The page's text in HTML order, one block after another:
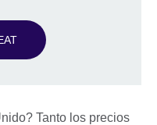
Tanto los precios